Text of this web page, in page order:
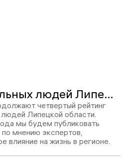
Рейтинг влиятельных людей Липецкой области – 2025: Дмитрий Винников, место №95
четвертый рейтинг
Липецкой области.
мы будем публиковать
мнению экспертов,
влияние на жизнь в регионе.